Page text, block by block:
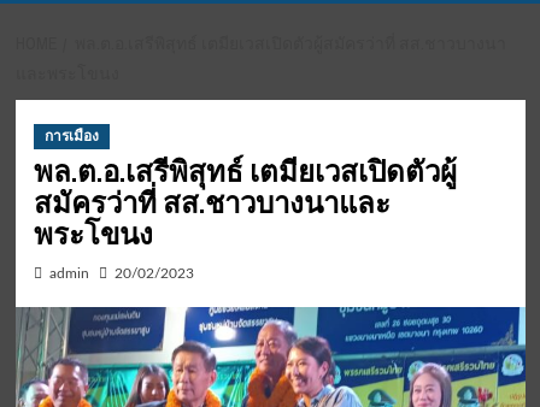
การเมือง
พล.ต.อ.เสรีพิสุทธ์ เตมียเวสเปิดตัวผู้
สมัครว่าที่ สส.ชาวบางนาและ
พระโขนง
admin 20/02/2023